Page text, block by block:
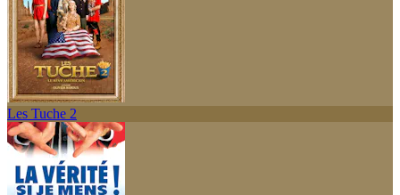
Les Tuche 2